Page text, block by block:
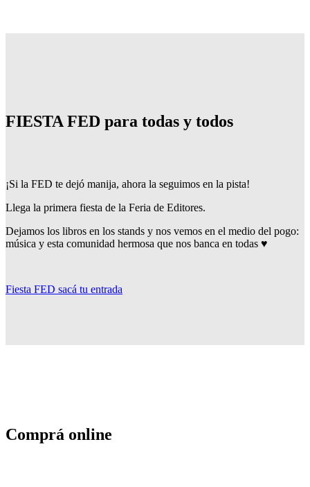
FIESTA FED para todas y todos
¡Si la FED te dejó manija, ahora la seguimos en la pista!
Llega la primera fiesta de la Feria de Editores.
Dejamos los libros en los stands y nos vemos en el medio del pogo:
música y esta comunidad hermosa que nos banca en todas ♥
Fiesta FED sacá tu entrada
Comprá online